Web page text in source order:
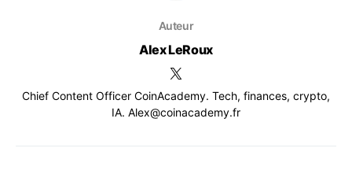
Auteur
Alex LeRoux
Chief Content Officer CoinAcademy. Tech, finances, crypto,
IA. Alex@coinacademy.fr